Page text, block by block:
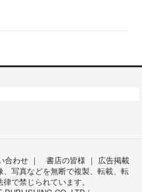
合わせ ｜ 書店の皆様 ｜ 広告掲載
写真などを無断で複製、転載、転
で禁じられています。